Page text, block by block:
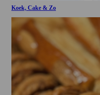
Koek, Cake & Zo